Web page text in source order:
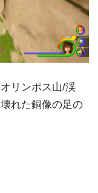
リンポス山/渓
れた銅像の足の